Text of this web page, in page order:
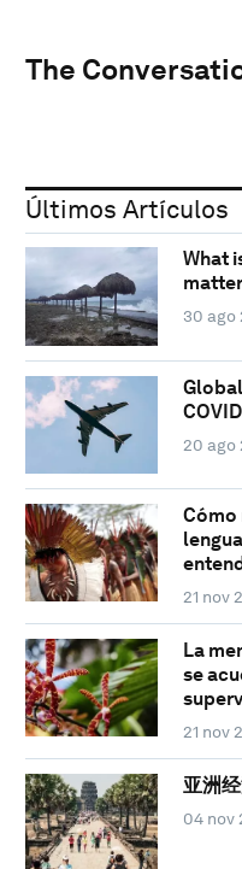
The
Últimos Artículos
What
30 ago
20 ago
Cómo
21 nov
La
se
21 nov
亚洲
04 nov